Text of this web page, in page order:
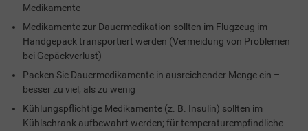
Medikamente
Medikamente zur Dauermedikation sollten im Flugzeug im
Handgepäck transportiert werden (Vermeidung von Problemen
bei Gepäckverlust)
Packen Sie Dauermedikamente in ausreichender Menge ein –
besser zu viel, als zu wenig
Kühlungspflichtige Medikamente (z. B. Insulin) sollten im
Kühlschrank aufbewahrt werden; für temperaturempfindliche